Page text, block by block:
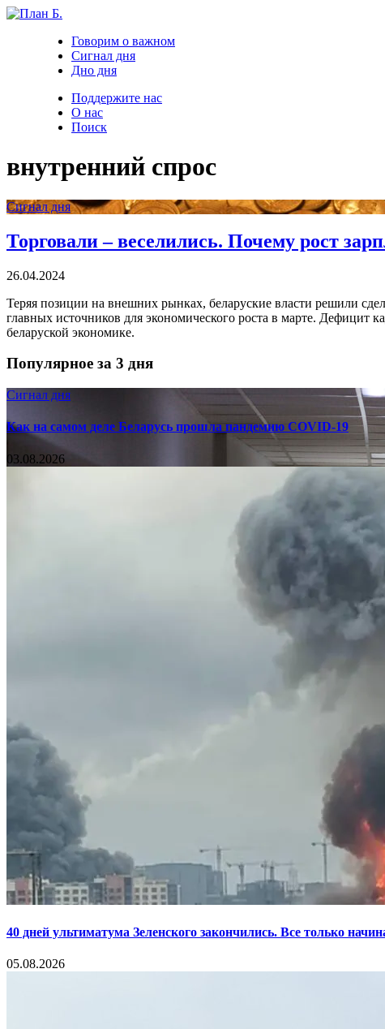
Говорим о важном
Сигнал дня
Дно дня
Поддержите нас
О нас
Поиск
внутренний спрос
Сигнал дня
Торговали – веселились. Почему рост
26.04.2024
Теряя позиции на внешних рынках, беларуские власти решили
главных источников для экономического роста в марте. Дефицит
беларуской экономике.
Популярное за 3 дня
Сигнал дня
Как на самом деле Беларусь прошла пандемию COVID-19
03.08.2026
40 дней ультиматума Зеленского закончились. Все только
05.08.2026